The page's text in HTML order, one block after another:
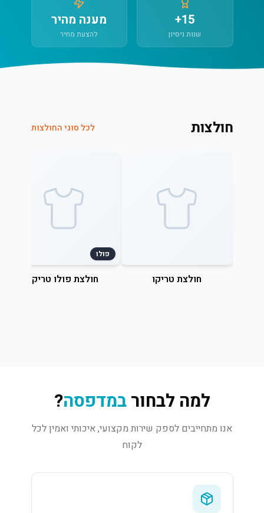
15+
שנות ניסיון
מענה מהיר
להצעת מחיר
חולצות לכל סוגי החולצות
חולצת טריקו
פולו
חולצת פולו טריקו
למה לבחורבמדפסה?
אנו מתחייבים לספק שירות מקצועי, איכותי ואמין לכל
לקוח